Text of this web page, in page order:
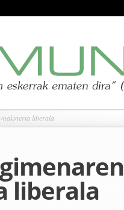
liberala
liberala